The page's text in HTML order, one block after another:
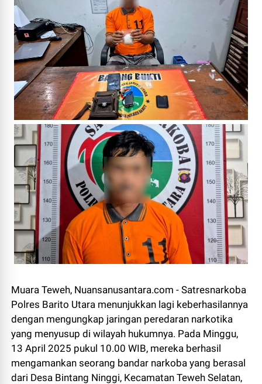
Muara Teweh, Nuansanusantara.com - Satresnarkoba
Polres Barito Utara menunjukkan lagi keberhasilannya
dengan mengungkap jaringan peredaran narkotika
yang menyusup di wilayah hukumnya. Pada Minggu,
13 April 2025 pukul 10.00 WIB, mereka berhasil
mengamankan seorang bandar narkoba yang berasal
dari Desa Bintang Ninggi, Kecamatan Teweh Selatan,